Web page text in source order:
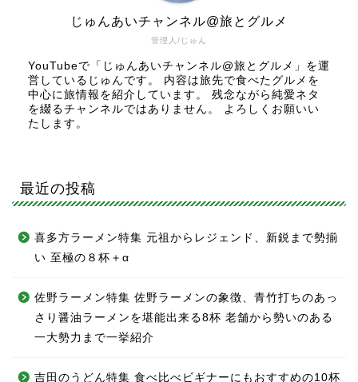
管理人/じゅん
じゅんあいチャンネル@旅とグルメ
YouTubeで「じゅんあいチャンネル@旅とグルメ」を運
営しているじゅんです。 内容は旅先で食べたグルメを
中心に旅情報を紹介しています。 残念ながら純愛ネタ
を綴るチャンネルではありません。 よろしくお願いい
たします。
最近の投稿
喜多方ラーメン特集 元祖からレジェンド、新鋭まで勢揃
い 至極の８杯＋α
佐野ラーメン特集 佐野ラーメンの象徴、青竹打ちのあっ
さり醤油ラーメンを堪能出来る8杯 老舗から勢いのある
一大勢力まで一挙紹介
吉田のうどん特集 食べ比べビギナーにもおすすめの10杯